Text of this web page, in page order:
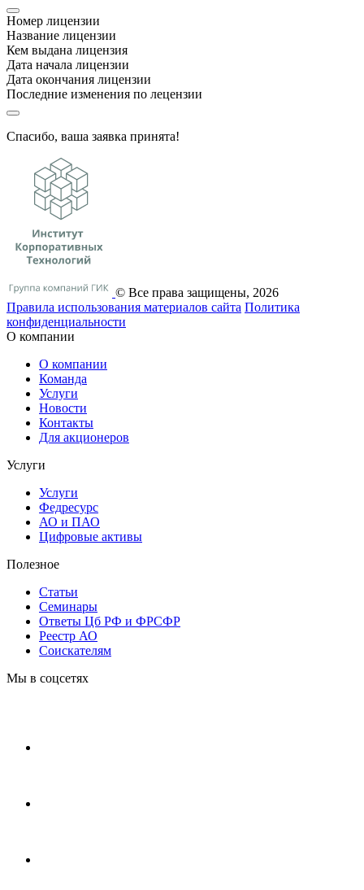
Номер лицензии
Название лицензии
Кем выдана лицензия
Дата начала лицензии
Дата окончания лицензии
Последние изменения по лецензии
Спасибо, ваша заявка принята!
© Все права защищены, 2026
Правила использования материалов сайта Политика
конфиденциальности
О компании
О компании
Команда
Услуги
Новости
Контакты
Для акционеров
Услуги
Услуги
Федресурс
АО и ПАО
Цифровые активы
Полезное
Статьи
Cеминары
Ответы Цб РФ и ФРСФР
Реестр АО
Соискателям
Мы в соцсетях